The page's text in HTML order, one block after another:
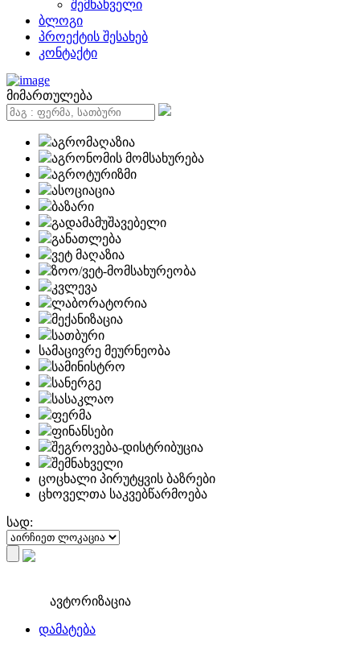
შემნახველი
ბლოგი
პროექტის შესახებ
კონტაქტი
მიმართულება
აგრომაღაზია
აგრონომის მომსახურება
აგროტურიზმი
ასოციაცია
ბაზარი
გადამამუშავებელი
განათლება
ვეტ მაღაზია
ზოო/ვეტ-მომსახურეობა
კვლევა
ლაბორატორია
მექანიზაცია
სათბური
სამაცივრე მეურნეობა
სამინისტრო
სანერგე
სასაკლაო
ფერმა
ფინანსები
შეგროვება-დისტრიბუცია
შემნახველი
ცოცხალი პირუტყვის ბაზრები
ცხოველთა საკვებწარმოება
სად:
ავტორიზაცია
დამატება